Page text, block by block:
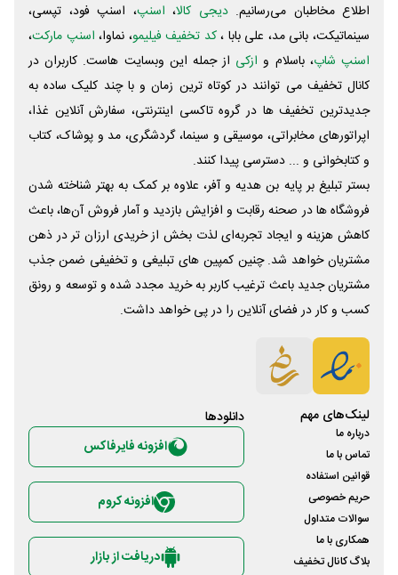
اطلاع مخاطبان می‌رسانیم. دیجی کالا، اسنپ، اسنپ فود، تپسی،
سینماتیکت، بانی مد، علی‌ بابا ،کد تخفیف فیلیمو، نماوا، اسنپ مارکت،
اسنپ شاپ، باسلام و ازکی از جمله این وبسایت ‌هاست. کاربران در
کانال تخفیف می توانند در کوتاه ترین زمان و با چند کلیک ساده به
جدیدترین تخفیف ها در گروه تاکسی اینترنتی، سفارش آنلاین غذا،
اپراتورهای مخابراتی، موسیقی و سینما، گردشگری، مد و پوشاک، کتاب
و کتابخوانی و ... دسترسی پیدا کنند.
بستر تبلیغ بر پایه بن هدیه و آفر، علاوه بر کمک به بهتر شناخته شدن
فروشگاه ها در صحنه رقابت و افزایش بازدید و آمار فروش آن‌ها، باعث
کاهش هزینه و ایجاد تجربه‌ای لذت بخش از خریدی ارزان تر در ذهن
مشتریان خواهد شد. چنین کمپین های تبلیغی و تخفیفی ضمن جذب
مشتریان جدید باعث ترغیب کاربر به خرید مجدد شده و توسعه و رونق
کسب و کار در فضای آنلاین را در پی خواهد داشت.
لینک‌های مهم
درباره ما
تماس با ما
قوانین استفاده
حریم خصوصی
سوالات متداول
همکاری با ما
بلاگ کانال تخفیف
دانلود‌ها
افزونه فایرفاکس
افزونه کروم
دریافت از بازار